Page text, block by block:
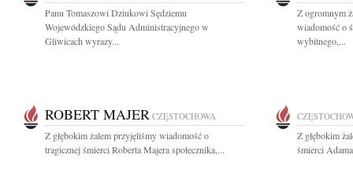
Panu Tomaszowi Dziukowi Sędziemu
Wojewódzkiego Sądu Administracyjnego w
Gliwicach wyrazy...
Z ogromnym
wiadomość o
wybitnego,...
ROBERT MAJER CZĘSTOCHOWA
Z głębokim żalem przyjęliśmy wiadomość o
tragicznej śmierci Roberta Majera społecznika,...
Z głębokim
śmierci